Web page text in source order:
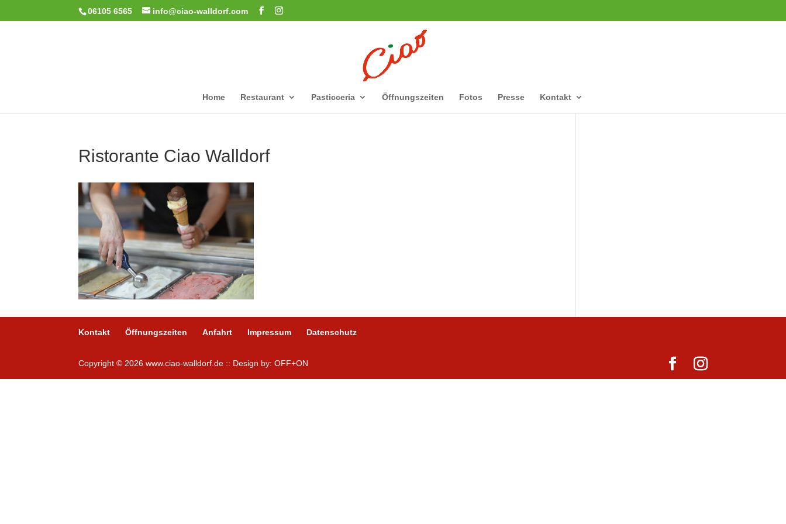
06105 6565 info@ciao-walldorf.com
Home Restaurant Pasticceria Öffnungszeiten Fotos Presse Kontakt
Ristorante Ciao Walldorf
Kontakt Öffnungszeiten Anfahrt Impressum Datenschutz
Copyright © 2026 www.ciao-walldorf.de :: Design by: OFF+ON